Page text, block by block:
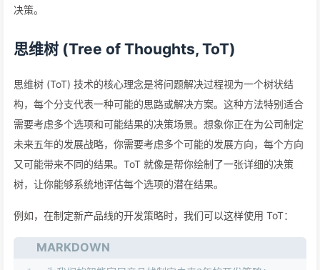
决策。
思维树 (Tree of Thoughts, ToT)
思维树 (ToT) 技术的核心理念是将问题解决过程视为一个树状结
构，每个分支代表一种可能的思路或解决方案。这种方法特别适合
需要考虑多个选项和可能结果的决策场景。想象你正在为公司制定
未来五年的发展战略，你需要考虑多个可能的发展方向，每个方向
又可能带来不同的结果。ToT 就像是帮你绘制了一张详细的决策
树，让你能够系统地评估每个选项的潜在结果。
例如，在制定新产品线的开发策略时，我们可以这样使用 ToT：
MARKDOWN